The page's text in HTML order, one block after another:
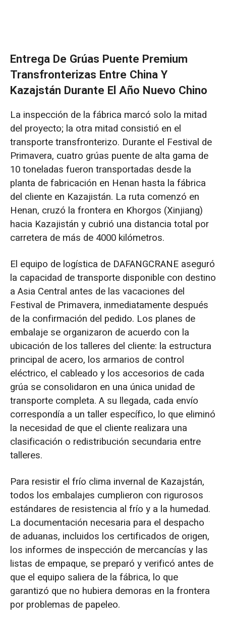
Entrega De Grúas Puente Premium
Transfronterizas Entre China Y
Kazajstán Durante El Año Nuevo Chino
La inspección de la fábrica marcó solo la mitad
del proyecto; la otra mitad consistió en el
transporte transfronterizo. Durante el Festival de
Primavera, cuatro grúas puente de alta gama de
10 toneladas fueron transportadas desde la
planta de fabricación en Henan hasta la fábrica
del cliente en Kazajistán. La ruta comenzó en
Henan, cruzó la frontera en Khorgos (Xinjiang)
hacia Kazajistán y cubrió una distancia total por
carretera de más de 4000 kilómetros.
El equipo de logística de DAFANGCRANE aseguró
la capacidad de transporte disponible con destino
a Asia Central antes de las vacaciones del
Festival de Primavera, inmediatamente después
de la confirmación del pedido. Los planes de
embalaje se organizaron de acuerdo con la
ubicación de los talleres del cliente: la estructura
principal de acero, los armarios de control
eléctrico, el cableado y los accesorios de cada
grúa se consolidaron en una única unidad de
transporte completa. A su llegada, cada envío
correspondía a un taller específico, lo que eliminó
la necesidad de que el cliente realizara una
clasificación o redistribución secundaria entre
talleres.
Para resistir el frío clima invernal de Kazajstán,
todos los embalajes cumplieron con rigurosos
estándares de resistencia al frío y a la humedad.
La documentación necesaria para el despacho
de aduanas, incluidos los certificados de origen,
los informes de inspección de mercancías y las
listas de empaque, se preparó y verificó antes de
que el equipo saliera de la fábrica, lo que
garantizó que no hubiera demoras en la frontera
por problemas de papeleo.